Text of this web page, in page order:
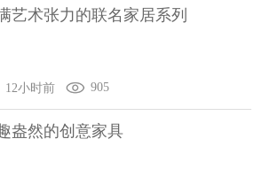
艺术张力的联名家居系列
12小时前 905
盎然的创意家具